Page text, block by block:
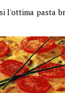
l'ottima pasta